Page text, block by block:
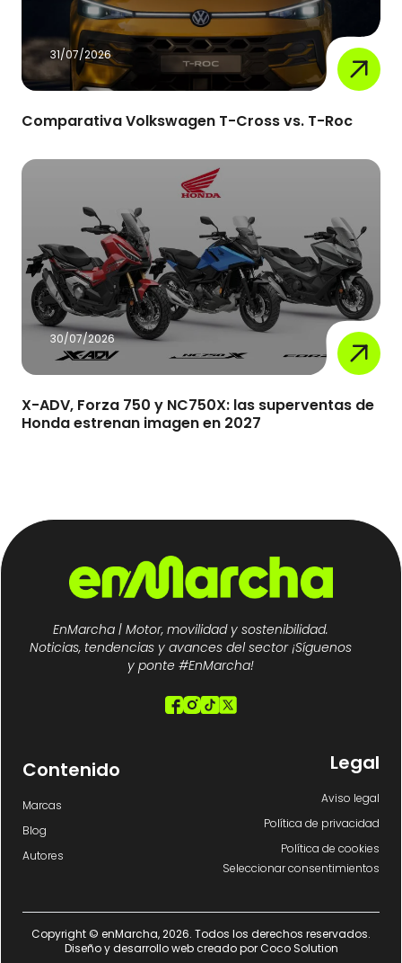
31/07/2026
Comparativa Volkswagen T-Cross vs. T-Roc
30/07/2026
X-ADV, Forza 750 y NC750X: las superventas de
Honda estrenan imagen en 2027
EnMarcha | Motor, movilidad y sostenibilidad.
Noticias, tendencias y avances del sector ¡Síguenos
y ponte #EnMarcha!
Contenido
Marcas
Blog
Autores
Legal
Aviso legal
Política de privacidad
Política de cookies
Seleccionar consentimientos
Copyright © enMarcha, 2026. Todos los derechos reservados.
Diseño y desarrollo web creado porCoco Solution